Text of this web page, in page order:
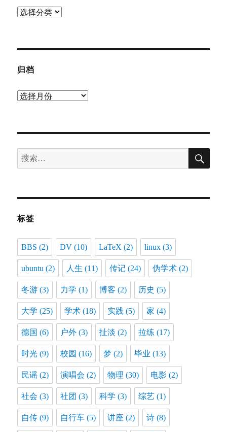
分
归档
归
搜
索：
搜
标签
BBS (2) DV (10) LaTeX (2) linux (3)
ubuntu (2) 人生 (11) 传记 (24) 伪学术 (2)
冬游 (3) 力学 (1) 博客 (2) 历史 (5)
大学 (25) 学术 (18) 实践 (5) 家 (4)
德国 (6) 户外 (3) 扯淡 (2) 拉练 (17)
时光 (9) 校园 (16) 梦 (2) 毕业 (13)
民谣 (2) 演唱会 (2) 物理 (30) 电影 (2)
社会 (3) 社团 (3) 科学 (3) 综艺 (1)
自传 (9) 自行车 (5) 讲座 (2) 诗 (8)